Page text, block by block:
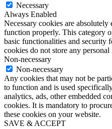
Necessary
Always Enabled
Necessary cookies are
function properly. This category
basic functionalities and security
cookies do not store any
Non-necessary
Non-necessary
Any cookies that may not be
to function and is used
analytics, ads, other embedded
cookies. It is mandatory to
these cookies on your website.
SAVE & ACCEPT